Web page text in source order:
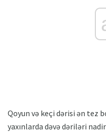
Qoyun və keçi dərisi ən tez
yaxınlarda dəvə dəriləri